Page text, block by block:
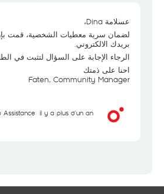
عسلامة Dina،
بريدك الالكتروني.
الرجاء الإجابة على السؤال لتثبت في
احنا على ذمتك
Faten, Community Manager
il y a plus d'un an